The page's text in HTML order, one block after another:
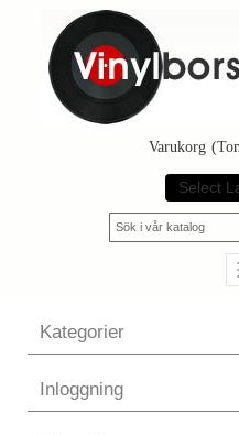
Varukorg
Select
Kategorier
Inloggning